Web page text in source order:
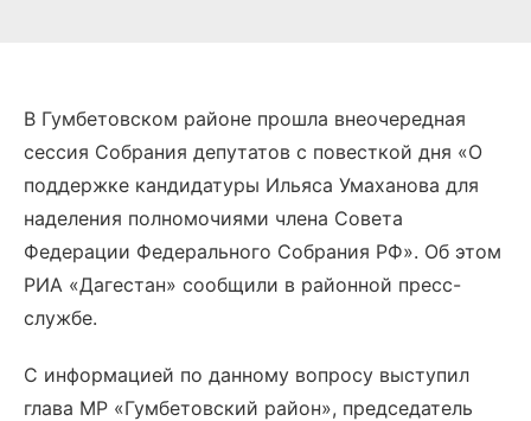
В Гумбетовском районе прошла внеочередная
сессия Собрания депутатов с повесткой дня «О
поддержке кандидатуры Ильяса Умаханова для
наделения полномочиями члена Совета
Федерации Федерального Собрания РФ». Об этом
РИА «Дагестан» сообщили в районной пресс-
службе.
С информацией по данному вопросу выступил
глава МР «Гумбетовский район», председатель